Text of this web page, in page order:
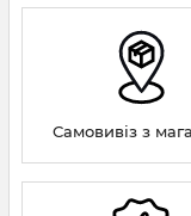
Самовивіз з